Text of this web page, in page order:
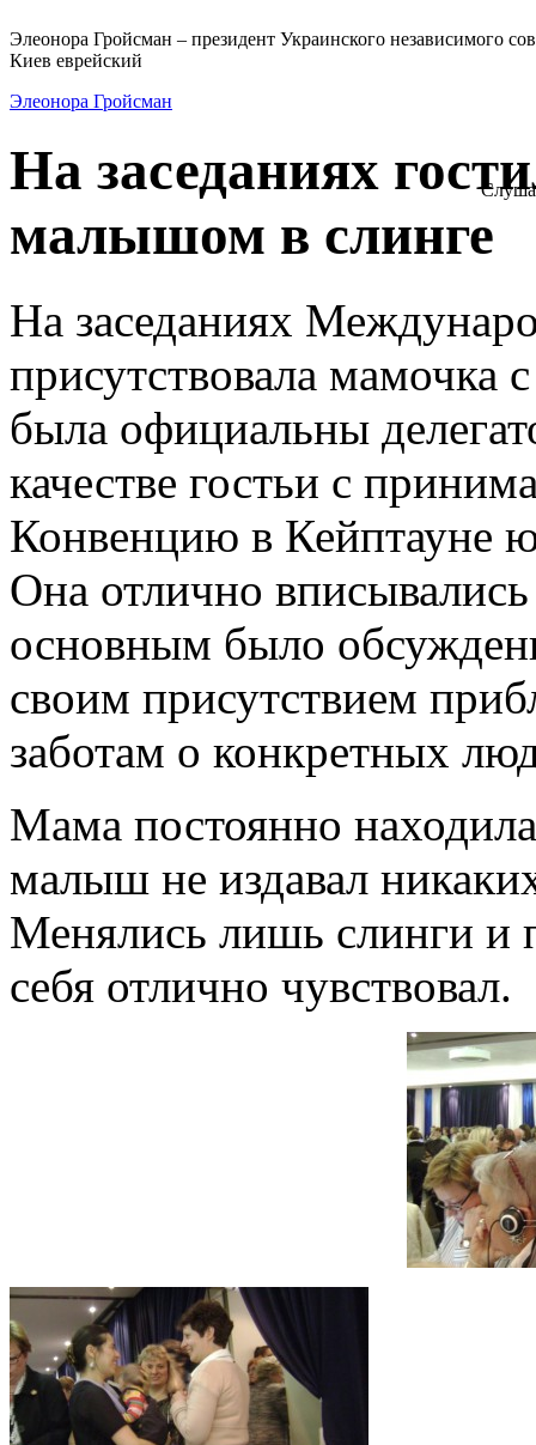
Элеонора Гройсман – президент Украинского независимого
Киев еврейский
Элеонора Гройсман
На заседаниях
малышом в слинге
На заседаниях
присутствовала
была официальны
качестве гостьи с
Конвенцию в Кейптауне
Она отлично
основным было
своим присутствием
заботам о конкретных
Мама постоянно
малыш не издавал
Менялись лишь слинги и
себя отлично чувствовал.